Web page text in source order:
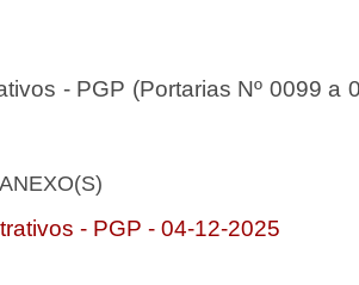
- PGP (Portarias Nº 0099 a
- PGP - 04-12-2025